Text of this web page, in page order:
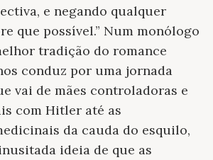
e negando qualquer
que possível.” Num monólogo
tradição do romance
conduz por uma jornada
vai de mães controladoras e
com Hitler até as
da cauda do esquilo,
ideia de que as